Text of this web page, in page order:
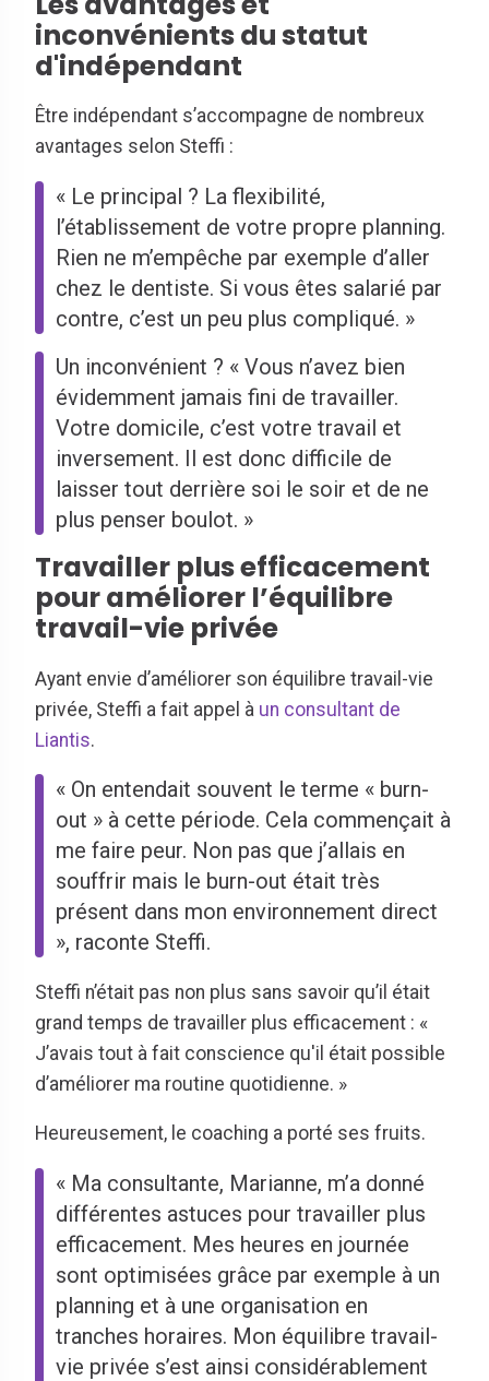
inconvénients du statut
d'indépendant
Être indépendant s’accompagne de nombreux
avantages selon Steffi :
« Le principal ? La flexibilité,
l’établissement de votre propre planning.
Rien ne m’empêche par exemple d’aller
chez le dentiste. Si vous êtes salarié par
contre, c’est un peu plus compliqué. »
Un inconvénient ? « Vous n’avez bien
évidemment jamais fini de travailler.
Votre domicile, c’est votre travail et
inversement. Il est donc difficile de
laisser tout derrière soi le soir et de ne
plus penser boulot. »
Travailler plus efficacement
pour améliorer l’équilibre
travail-vie privée
Ayant envie d’améliorer son équilibre travail-vie
privée, Steffi a fait appel à un consultant de
Liantis.
« On entendait souvent le terme « burn-
out » à cette période. Cela commençait à
me faire peur. Non pas que j’allais en
souffrir mais le burn-out était très
présent dans mon environnement direct
», raconte Steffi.
Steffi n’était pas non plus sans savoir qu’il était
grand temps de travailler plus efficacement : «
J’avais tout à fait conscience qu'il était possible
d’améliorer ma routine quotidienne. »
Heureusement, le coaching a porté ses fruits.
« Ma consultante, Marianne, m’a donné
différentes astuces pour travailler plus
efficacement. Mes heures en journée
sont optimisées grâce par exemple à un
planning et à une organisation en
tranches horaires. Mon équilibre travail-
vie privée s’est ainsi considérablement